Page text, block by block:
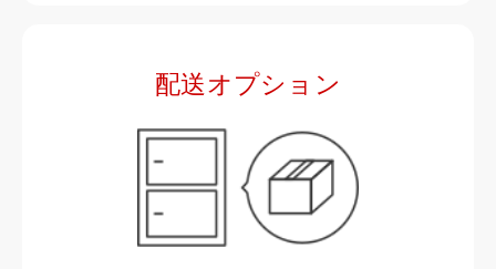
配送オプション